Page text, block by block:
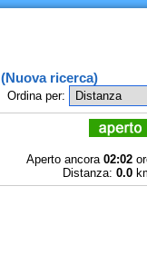
(Nuova ricerca)
Ordina per:
Aperto ancora 02:02
Distanza: 0.0